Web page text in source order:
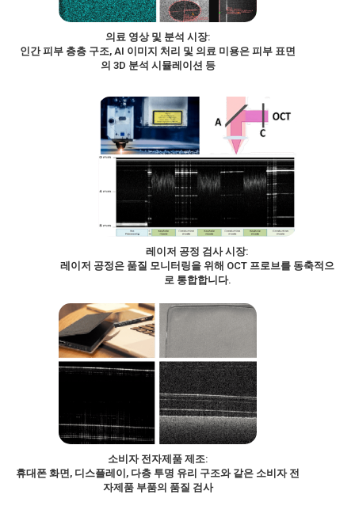
의료 영상 및 분석 시장:
인간 피부 층층 구조, AI 이미지 처리 및 의료 미용은 피부 표면
의 3D 분석 시뮬레이션 등
레이저 공정 검사 시장:
레이저 공정은 품질 모니터링을 위해 OCT 프로브를 동축적으
로 통합합니다.
소비자 전자제품 제조:
휴대폰 화면, 디스플레이, 다층 투명 유리 구조와 같은 소비자 전
자제품 부품의 품질 검사